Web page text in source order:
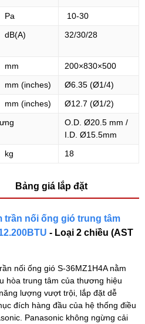
Pa
10-30
dB(A) 32/30/28
mm
200×830×500
mm (inches)
Ø6.35 (Ø1/4)
mm (inches)
Ø12.7 (Ø1/2)
O.D. Ø20.5 mm /
I.D. Ø15.5mm
kg 18
Bảng giá lắp đặt
trần nối ống gió trung tâm
- Loại 2 chiều (AST
nối ống gió S-36MZ1H4A nằm
hòa trung tâm của thương hiệu
lượng vượt trội, lắp đặt dễ
đích hàng đầu của hệ thống điều
Panasonic không ngừng cải